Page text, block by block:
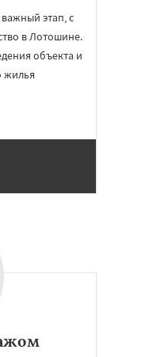
этап, с
в Лотошине.
объекта и
жилья